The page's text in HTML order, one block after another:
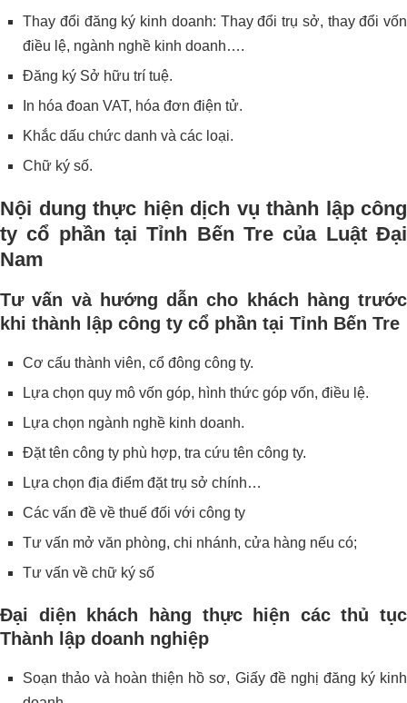
Thay đổi đăng ký kinh doanh: Thay đổi trụ sở, thay đổi vốn
điều lệ, ngành nghề kinh doanh….
Đăng ký Sở hữu trí tuệ.
In hóa đoan VAT, hóa đơn điện tử.
Khắc dấu chức danh và các loại.
Chữ ký số.
Nội dung thực hiện dịch vụ thành lập công
ty cổ phần tại Tỉnh Bến Tre của Luật Đại
Nam
Tư vấn và hướng dẫn cho khách hàng trước
khi thành lập công ty cổ phần tại Tỉnh Bến Tre
Cơ cấu thành viên, cổ đông công ty.
Lựa chọn quy mô vốn góp, hình thức góp vốn, điều lệ.
Lựa chọn ngành nghề kinh doanh.
Đặt tên công ty phù hợp, tra cứu tên công ty.
Lựa chọn địa điểm đặt trụ sở chính…
Các vấn đề về thuế đối với công ty
Tư vấn mở văn phòng, chi nhánh, cửa hàng nếu có;
Tư vấn về chữ ký số
Đại diện khách hàng thực hiện các thủ tục
Thành lập doanh nghiệp
Soạn thảo và hoàn thiện hồ sơ, Giấy đề nghị đăng ký kinh